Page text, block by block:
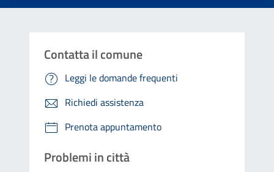
Contatta il comune
Leggi le domande frequenti
Richiedi assistenza
Prenota appuntamento
Problemi in città